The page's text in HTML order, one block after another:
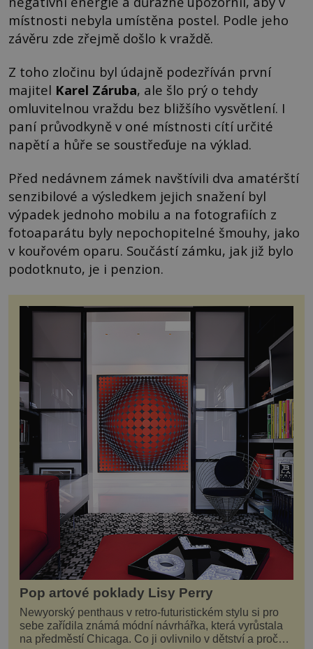
místnosti nebyla umístěna postel. Podle jeho
závěru zde zřejmě došlo k vraždě.
Z toho zločinu byl údajně podezříván první
majitel Karel Záruba, ale šlo prý o tehdy
omluvitelnou vraždu bez bližšího vysvětlení. I
paní průvodkyně v oné místnosti cítí určité
napětí a hůře se soustřeďuje na výklad.
Před nedávnem zámek navštívili dva amatérští
senzibilové a výsledkem jejich snažení byl
výpadek jednoho mobilu a na fotografiích z
fotoaparátu byly nepochopitelné šmouhy, jako
v kouřovém oparu. Součástí zámku, jak již bylo
podotknuto, je i penzion.
Pop artové poklady Lisy Perry
Newyorský penthaus v retro-futuristickém stylu si pro
sebe zařídila známá módní návrhářka, která vyrůstala
na předměstí Chicaga. Co ji ovlivnilo v dětství a proč